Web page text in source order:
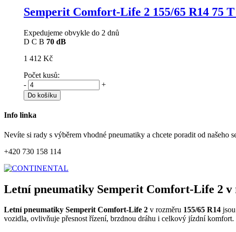
Semperit Comfort-Life 2 155/65 R14 75
Expedujeme obvykle do 2 dnů
D C B 70 dB
1 412 Kč
Počet kusů:
-
+
Do košíku
Info linka
Nevíte si rady s výběrem vhodné pneumatiky a chcete poradit od našeho
+420 730 158 114
Letní pneumatiky Semperit Comfort-Life 2 v
Letní pneumatiky Semperit Comfort-Life 2 v rozměru 155/65 R14
vozidla, ovlivňuje přesnost řízení, brzdnou dráhu i celkový jízdní komfort.